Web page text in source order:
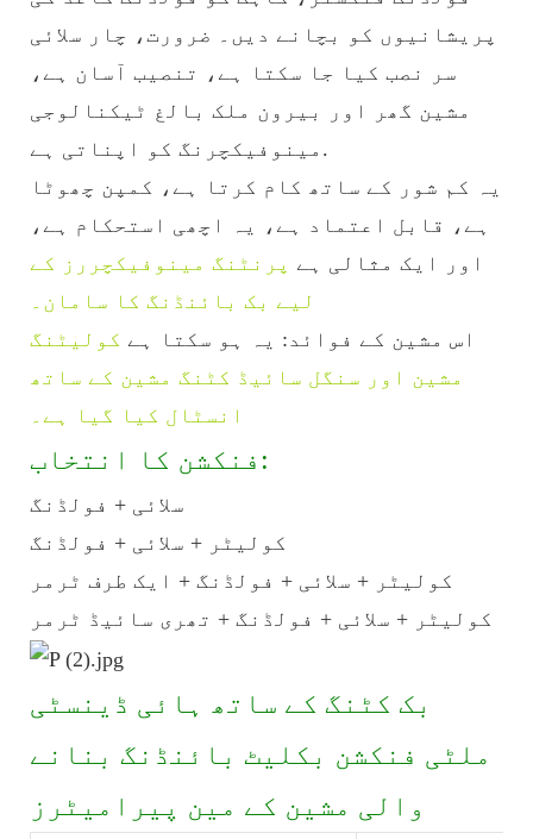
پریشانیوں کو بچانے دیں۔ ضرورت، چار سلائی
سر نصب کیا جا سکتا ہے، تنصیب آسان ہے،
مشین گھر اور بیرون ملک بالغ ٹیکنالوجی
مینوفیکچرنگ کو اپناتی ہے.
یہ کم شور کے ساتھ کام کرتا ہے، کمپن چھوٹا
ہے، قابل اعتماد ہے، یہ اچھی استحکام ہے،
اور ایک مثالی ہے پرنٹنگ مینوفیکچررز کے
لیے بک بائنڈنگ کا سامان۔
اس مشین کے فوائد: یہ ہو سکتا ہے کولیٹنگ
مشین اور سنگل سائیڈ کٹنگ مشین کے ساتھ
انسٹال کیا گیا ہے۔
فنکشن کا انتخاب:
سلائی + فولڈنگ
کولیٹر + سلائی + فولڈنگ
کولیٹر + سلائی + فولڈنگ + ایک طرف ٹرمر
کولیٹر + سلائی + فولڈنگ + تھری سائیڈ ٹرمر
بک کٹنگ کے ساتھ ہائی ڈینسٹی
ملٹی فنکشن بکلیٹ بائنڈنگ بنانے